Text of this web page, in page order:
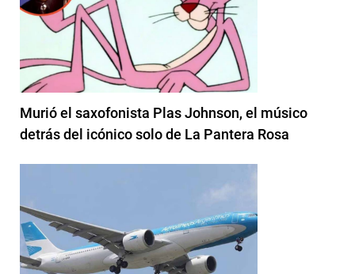
Murió el saxofonista Plas Johnson, el músico
detrás del icónico solo de La Pantera Rosa